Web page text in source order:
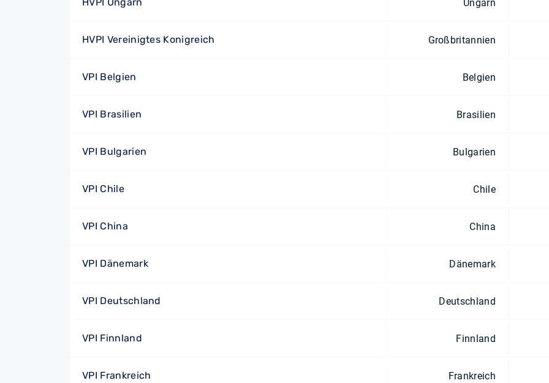
Ungarn
HVPI Vereinigtes Konigreich Großbritannien
VPI Belgien Belgien
VPI Brasilien Brasilien
VPI Bulgarien Bulgarien
VPI Chile Chile
VPI China China
VPI Dänemark Dänemark
VPI Deutschland Deutschland
VPI Finnland Finnland
VPI Frankreich Frankreich